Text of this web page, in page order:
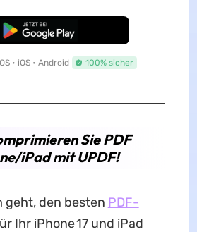
Download
• iOS • Android 100% sicher
Sie PDF
iPad mit UPDF!
geht, den besten PDF-
Ihr iPhone 17 und iPad